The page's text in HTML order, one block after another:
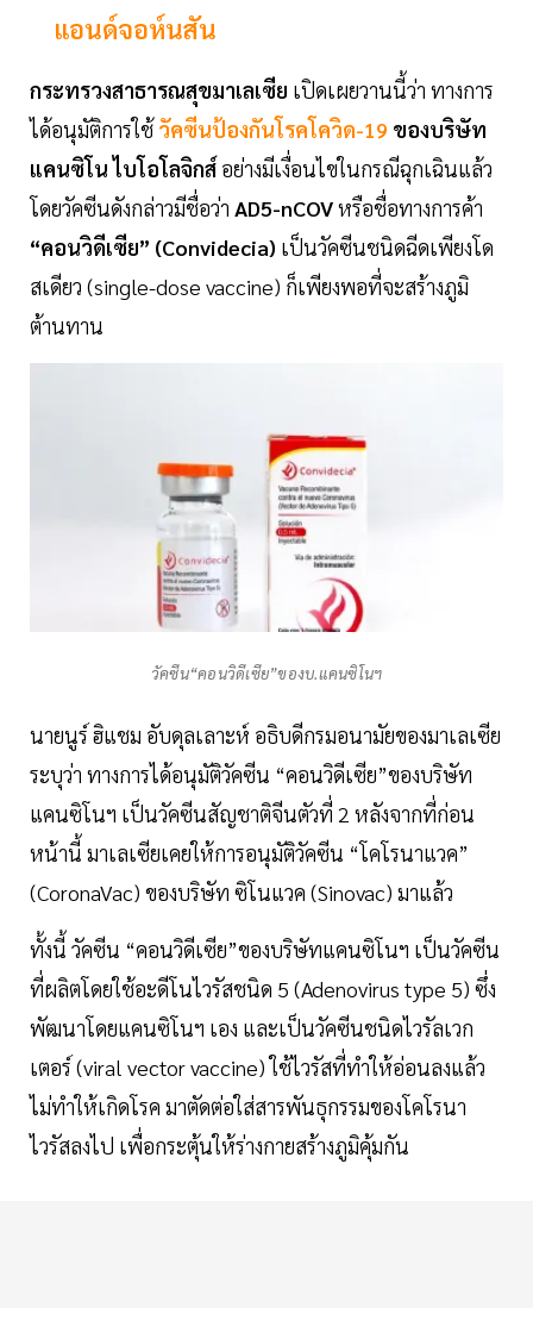
แอนด์จอห์นสัน
กระทรวงสาธารณสุขมาเลเซีย เปิดเผยวานนี้ว่า ทางการ
ได้อนุมัติการใช้วัคซีนป้องกันโรคโควิด-19 ของบริษัท
แคนซิโน ไบโอโลจิกส์ อย่างมีเงื่อนไขในกรณีฉุกเฉินแล้ว
โดยวัคซีนดังกล่าวมีชื่อว่า AD5-nCOVหรือชื่อทางการค้า
“คอนวิดีเซีย” (Convidecia) เป็นวัคซีนชนิดฉีดเพียงโด
สเดียว (single-dose vaccine) ก็เพียงพอที่จะสร้างภูมิ
ต้านทาน
วัคซีน“คอนวิดีเซีย”ของบ.แคนซิโนฯ
นายนูร์ ฮิแชม อับดุลเลาะห์ อธิบดีกรมอนามัยของมาเลเซีย
ระบุว่า ทางการได้อนุมัติวัคซีน “คอนวิดีเซีย”ของบริษัท
แคนซิโนฯ เป็นวัคซีนสัญชาติจีนตัวที่ 2 หลังจากที่ก่อน
หน้านี้ มาเลเซียเคยให้การอนุมัติวัคซีน “โคโรนาแวค”
(CoronaVac) ของบริษัท ซิโนแวค (Sinovac) มาแล้ว
ทั้งนี้ วัคซีน “คอนวิดีเซีย”ของบริษัทแคนซิโนฯ เป็นวัคซีน
ที่ผลิตโดยใช้อะดีโนไวรัสชนิด 5 (Adenovirus type 5) ซึ่ง
พัฒนาโดยแคนซิโนฯ เอง และเป็นวัคซีนชนิดไวรัลเวก
เตอร์ (viral vector vaccine) ใช้ไวรัสที่ทำให้อ่อนลงแล้ว
ไม่ทำให้เกิดโรค มาตัดต่อใส่สารพันธุกรรมของโคโรนา
ไวรัสลงไป เพื่อกระตุ้นให้ร่างกายสร้างภูมิคุ้มกัน